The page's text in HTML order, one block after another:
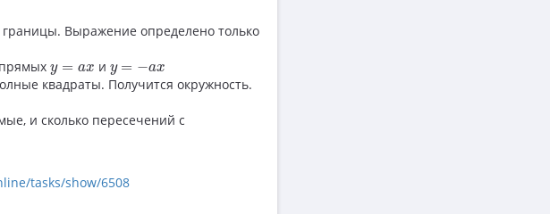
границы. Выражение определено только
y = ax
y =a x и y = −ax
y=− ax
квадраты. Получится окружность.
и сколько пересечений с
tasks/show/6508